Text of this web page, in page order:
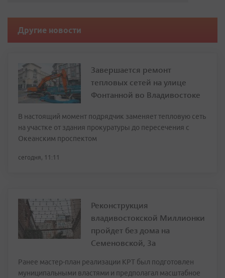
Другие новости
Завершается ремонт
тепловых сетей на улице
Фонтанной во Владивостоке
В настоящий момент подрядчик заменяет тепловую сеть
на участке от здания прокуратуры до пересечения с
Океанским проспектом
сегодня, 11:11
Реконструкция
владивостокской Миллионки
пройдет без дома на
Семеновской, 3а
Ранее мастер-план реализации КРТ был подготовлен
муниципальными властями и предполагал масштабное